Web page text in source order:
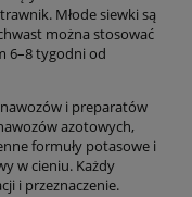
Młode siewki są
można stosować
6–8 tygodni od
nawozów i preparatów
azotowych,
formuły potasowe i
w cieniu. Każdy
i przeznaczenie.